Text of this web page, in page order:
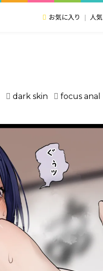
お気に入り 人気
dark skin focus anal